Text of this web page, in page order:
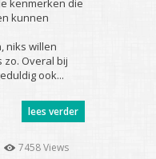
kenmerken die
kunnen
niks willen
zo. Overal bij
ook...
lees verder
7458 Views